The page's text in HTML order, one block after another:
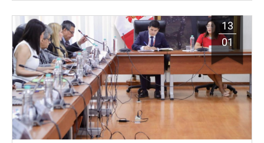
13
01